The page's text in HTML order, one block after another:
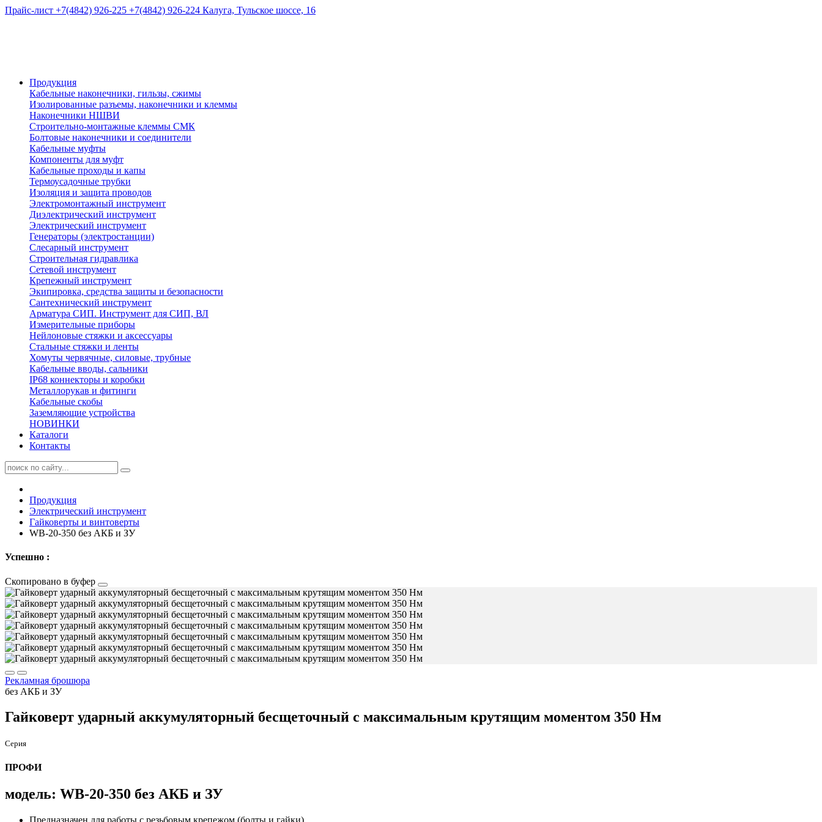
Прайс-лист +7(4842) 926-225 +7(4842) 926-224 Калуга, Тульское шоссе, 16
Продукция
Кабельные наконечники, гильзы, сжимы
Изолированные разъемы, наконечники и клеммы
Наконечники НШВИ
Строительно-монтажные клеммы СМК
Болтовые наконечники и соединители
Кабельные муфты
Компоненты для муфт
Кабельные проходы и капы
Термоусадочные трубки
Изоляция и защита проводов
Электромонтажный инструмент
Диэлектрический инструмент
Электрический инструмент
Генераторы (электростанции)
Слесарный инструмент
Строительная гидравлика
Сетевой инструмент
Крепежный инструмент
Экипировка, средства защиты и безопасности
Сантехнический инструмент
Арматура СИП. Инструмент для СИП, ВЛ
Измерительные приборы
Нейлоновые стяжки и аксессуары
Стальные стяжки и ленты
Хомуты червячные, силовые, трубные
Кабельные вводы, сальники
IP68 коннекторы и коробки
Металлорукав и фитинги
Кабельные скобы
Заземляющие устройства
НОВИНКИ
Каталоги
Контакты
Продукция
Электрический инструмент
Гайковерты и винтоверты
WB-20-350 без АКБ и ЗУ
Успешно :
Скопировано в буфер
Рекламная брошюра
без АКБ и ЗУ
Гайковерт ударный аккумуляторный бесщеточный с максимальным крутящим моментом 350 Нм
Серия
ПРОФИ
модель: WB-20-350 без АКБ и ЗУ
Предназначен для работы с резьбовым крепежом (болты и гайки)